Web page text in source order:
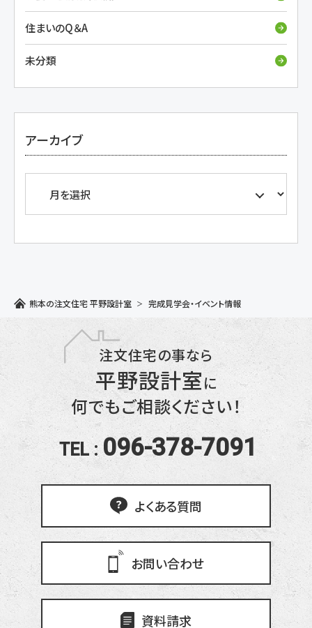
住まいのQ＆A
未分類
アーカイブ
熊本の注文住宅 平野設計室 完成見学会・イベント情報
注文住宅の事なら
平野設計室に
何でもご相談ください！
TEL : 096-378-7091
よくある質問
お問い合わせ
資料請求